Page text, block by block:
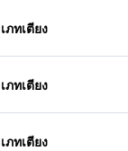
ทเตียง
ทเตียง
ทเตียง